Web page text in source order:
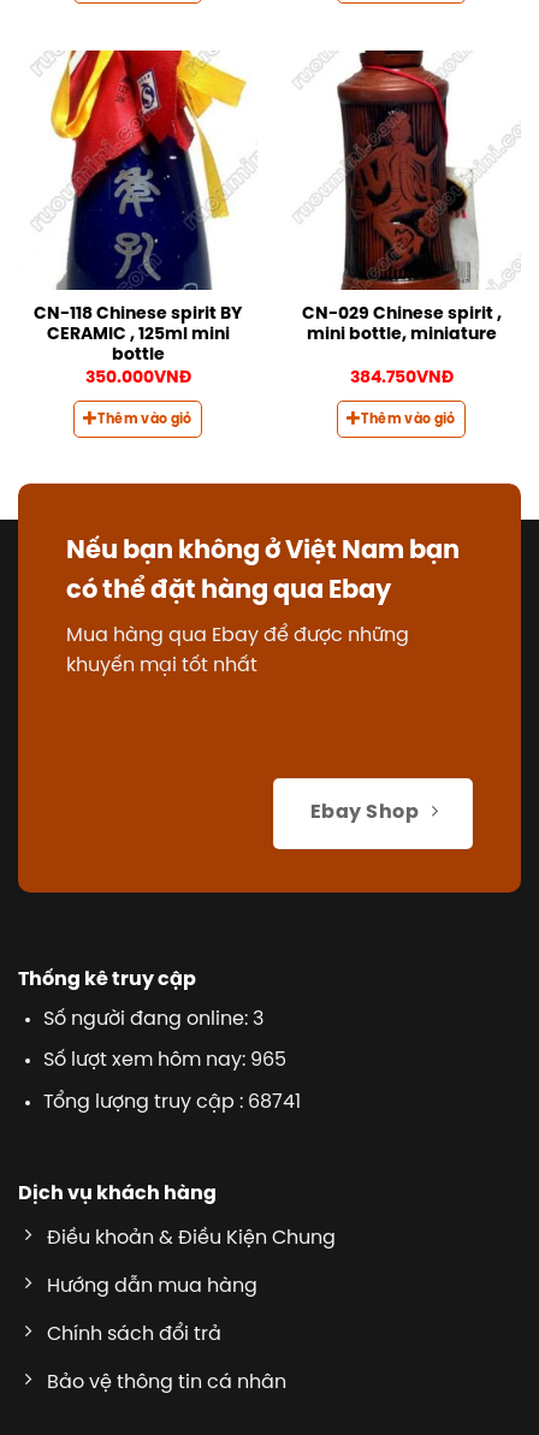
CN-118 Chinese spirit BY
CERAMIC , 125ml mini
bottle
350.000VNĐ
Thêm vào giỏ
CN-029 Chinese spirit ,
mini bottle, miniature
384.750VNĐ
Thêm vào giỏ
Nếu bạn không ở Việt Nam bạn
có thể đặt hàng qua Ebay
Mua hàng qua Ebay để được những
khuyến mại tốt nhất
Ebay Shop
Thống kê truy cập
Số người đang online: 3
Số lượt xem hôm nay: 965
Tổng lượng truy cập : 68741
Dịch vụ khách hàng
Điều khoản & Điều Kiện Chung
Hướng dẫn mua hàng
Chính sách đổi trả
Bảo vệ thông tin cá nhân